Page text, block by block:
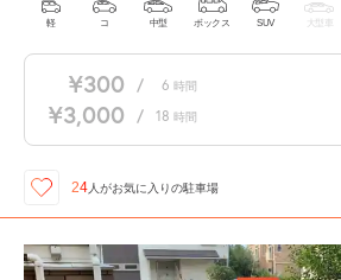
軽 コ 中型 ボックス SUV 大型車
¥300 / 6 時間
¥3,000 / 18 時間
24 人がお気に入りの駐車場